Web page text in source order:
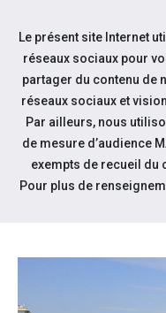
Aller au contenu
Notre actualité
CAP SUR ...
Le présent site Internet
réseaux sociaux pour
partager du contenu de
réseaux sociaux et
Par ailleurs, nous
de mesure d’audience
exempts de recueil du
Pour plus de